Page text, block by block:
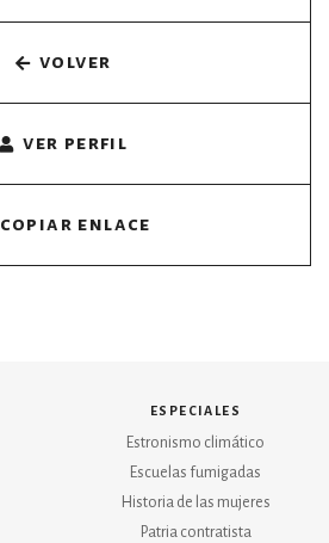
volver
ver perfil
copiar enlace
especiales
Estronismo climático
Escuelas fumigadas
Historia de las mujeres
Patria contratista